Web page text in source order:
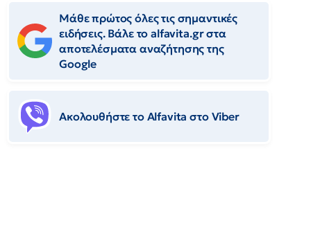
Μάθε πρώτος όλες τις σημαντικές
ειδήσεις. Βάλε το alfavita.gr στα
αποτελέσματα αναζήτησης της
Google
Ακολουθήστε το Αlfavita στο Viber